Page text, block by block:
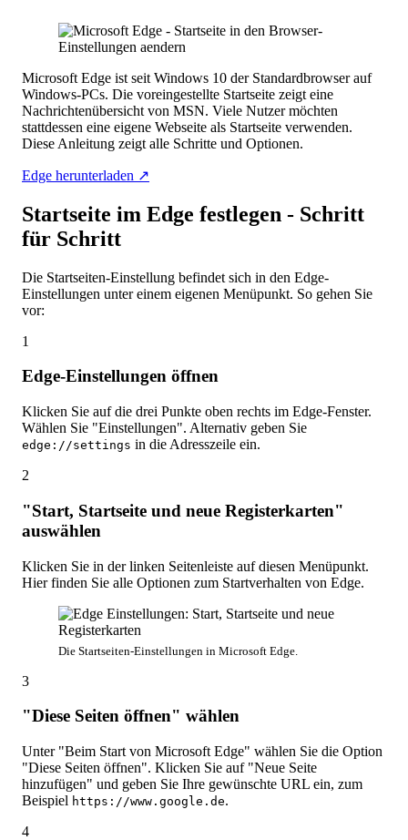
Microsoft Edge ist seit Windows 10 der Standardbrowser auf
Windows-PCs. Die voreingestellte Startseite zeigt eine
Nachrichtenübersicht von MSN. Viele Nutzer möchten
stattdessen eine eigene Webseite als Startseite verwenden.
Diese Anleitung zeigt alle Schritte und Optionen.
Edge herunterladen ↗
Startseite im Edge festlegen - Schritt
für Schritt
Die Startseiten-Einstellung befindet sich in den Edge-
Einstellungen unter einem eigenen Menüpunkt. So gehen Sie
vor:
1
Edge-Einstellungen öffnen
Klicken Sie auf die drei Punkte oben rechts im Edge-Fenster.
Wählen Sie "Einstellungen". Alternativ geben Sie
edge://settings in die Adresszeile ein.
2
"Start, Startseite und neue Registerkarten"
auswählen
Klicken Sie in der linken Seitenleiste auf diesen Menüpunkt.
Hier finden Sie alle Optionen zum Startverhalten von Edge.
Die Startseiten-Einstellungen in Microsoft Edge.
3
"Diese Seiten öffnen" wählen
Unter "Beim Start von Microsoft Edge" wählen Sie die Option
"Diese Seiten öffnen". Klicken Sie auf "Neue Seite
hinzufügen" und geben Sie Ihre gewünschte URL ein, zum
Beispiel https://www.google.de.
4